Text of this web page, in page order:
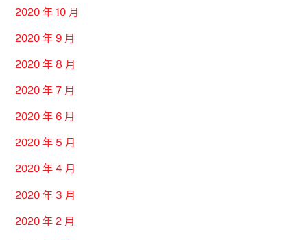
2020 年 10 月
2020 年 9 月
2020 年 8 月
2020 年 7 月
2020 年 6 月
2020 年 5 月
2020 年 4 月
2020 年 3 月
2020 年 2 月